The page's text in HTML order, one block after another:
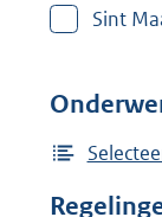
Sint